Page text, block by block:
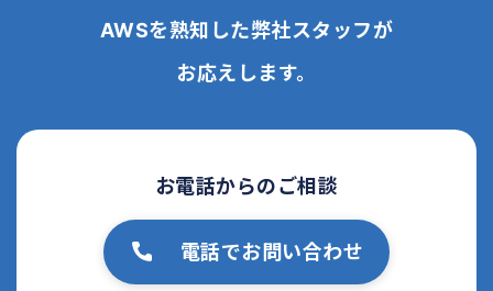
AWSを熟知した弊社スタッフが
お応えします。
お電話からのご相談
電話でお問い合わせ